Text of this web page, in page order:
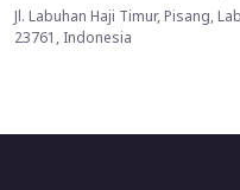
Jl. Labuhan Haji Timur, Pisang,
23761, Indonesia